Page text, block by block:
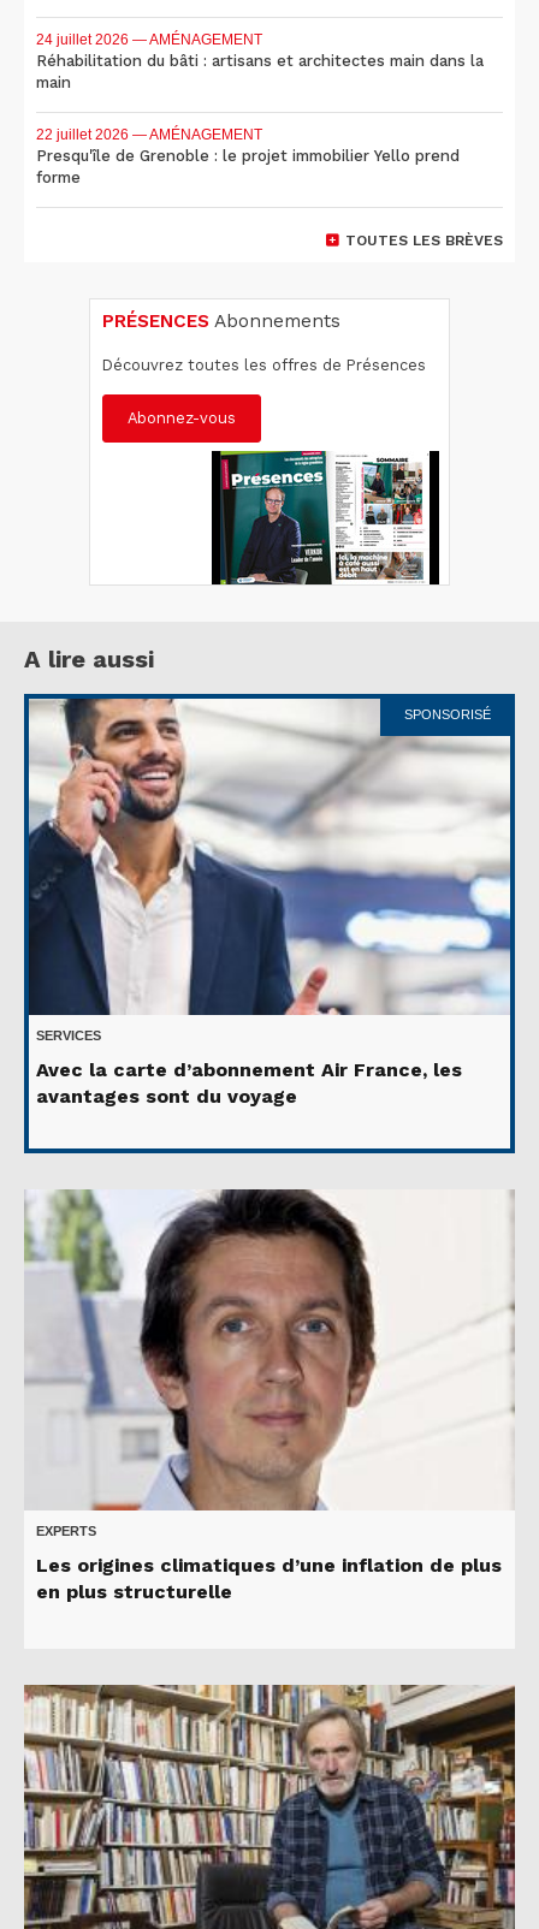
24 juillet 2026 — AMÉNAGEMENT
Réhabilitation du bâti : artisans et architectes main dans la
main
22 juillet 2026 — AMÉNAGEMENT
Presqu'île de Grenoble : le projet immobilier Yello prend
forme
TOUTES LES BRÈVES
PRÉSENCES Abonnements
Découvrez toutes les offres de Présences
Abonnez-vous
A lire aussi
SPONSORISÉ
SERVICES
Avec la carte d’abonnement Air France, les
avantages sont du voyage
EXPERTS
Les origines climatiques d’une inflation de plus
en plus structurelle